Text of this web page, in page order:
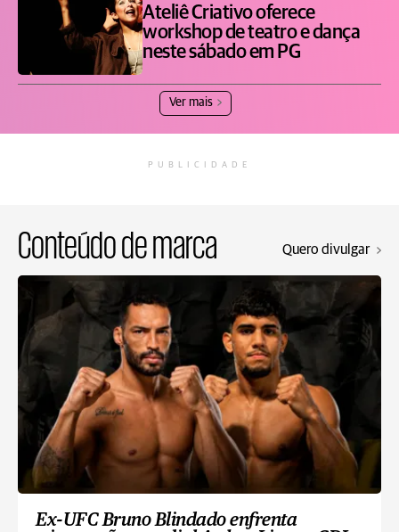
Ateliê Criativo oferece
workshop de teatro e dança
neste sábado em PG
Ver mais
PUBLICIDADE
Conteúdo de marca Quero divulgar
Ex-UFC Bruno Blindado enfrenta